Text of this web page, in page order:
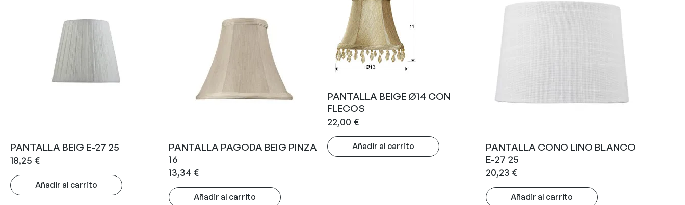
PANTALLA BEIG E-27 25
18,25 €
Añadir al carrito
PANTALLA PAGODA BEIG PINZA
16
13,34 €
Añadir al carrito
PANTALLA BEIGE Ø14 CON
FLECOS
22,00 €
Añadir al carrito
PANTALLA CONO LINO BLANCO
E-27 25
20,23 €
Añadir al carrito